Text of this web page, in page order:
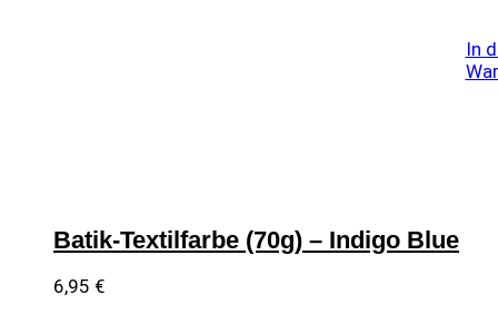
In
Batik-Textilfarbe (70g) – Indigo Blue
6,95 €